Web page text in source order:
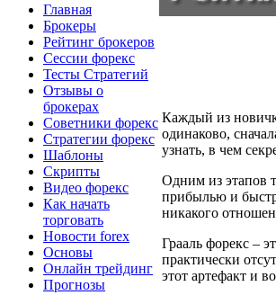
Главная
Брокеры
Рейтинг брокеров
Сессии форекс
Тесты Стратегий
Отзывы о
брокерах
Советники форекс
Стратегии форекс
Шаблоны
Скрипты
Видео форекс
Как начать
торговать
Новости forex
Основы
Онлайн трейдинг
Прогнозы
Каждый из
одинаково,
узнать, в чем
Одним из этапов
прибылью и
никакого
Грааль форекс –
практически
этот артефакт и